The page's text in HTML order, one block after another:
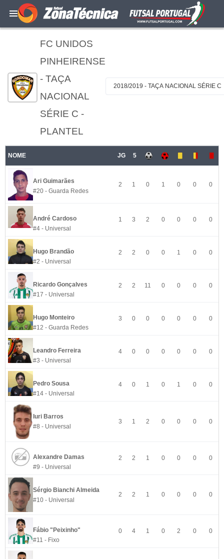
FC UNIDOS
PINHEIRENSE
- TAÇA
NACIONAL
SÉRIE C -
PLANTEL
2018/2019 - TAÇA NACIONAL SÉRIE C
NOME JG 5
Ari Guimarães
#20 - Guarda Redes
2 1 0 1 0 0 0
André Cardoso
#4 - Universal
1 3 2 0 0 0 0
Hugo Brandão
#2 - Universal
2 2 0 0 1 0 0
Ricardo Gonçalves
#17 - Universal
2 2 11 0 0 0 0
Hugo Monteiro
#12 - Guarda Redes
3 0 0 0 0 0 0
Leandro Ferreira
#3 - Universal
4 0 0 0 0 0 0
Pedro Sousa
#14 - Universal
4 0 1 0 1 0 0
Iuri Barros
#8 - Universal
3 1 2 0 0 0 0
Alexandre Damas
#9 - Universal
2 2 1 0 0 0 0
Sérgio Bianchi Almeida
#10 - Universal
2 2 1 0 0 0 0
Fábio "Peixinho"
#11 - Fixo
0 4 1 0 2 0 0